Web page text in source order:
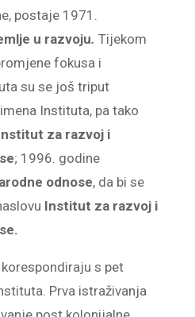
postaje 1971.
u razvoju. Tijekom
fokusa i
su se još triput
Instituta, pa tako
za razvoj i
; 1996. godine
odnose, da bi se
Institut za razvoj i
s pet
Prva istraživanja